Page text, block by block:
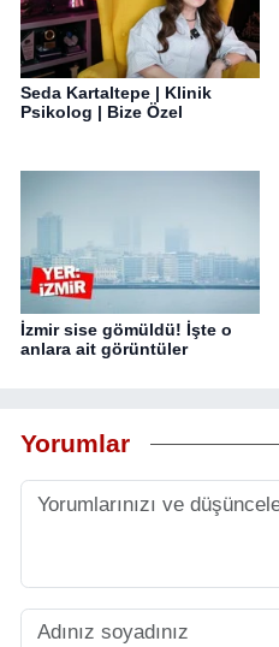
Seda Kartaltepe | Klinik
Psikolog | Bize Özel
İzmir sise gömüldü! İşte o
anlara ait görüntüler
Yorumlar